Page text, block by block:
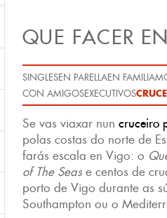
QUE FACER
SINGLESEN PARELLAEN FAMILIA
CON AMIGOSEXECUTIVOS
Se vas viaxar nun cruceiro
polas costas do norte de
farás escala en Vigo: o
of The Seas e centos de
porto de Vigo durante as
Southampton ou o